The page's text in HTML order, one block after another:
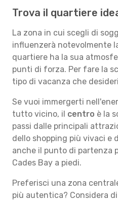
Trova il quartiere
La zona in cui scegli di
influenzerà notevolmente
quartiere ha la sua
punti di forza. Per fare la
tipo di vacanza che
Se vuoi immergerti
tutto vicino, il centro è la
passi dalle principali
dello shopping più vivaci e
anche il punto di partenza
Cades Bay a piedi.
Preferisci una zona
più autentica? Considera